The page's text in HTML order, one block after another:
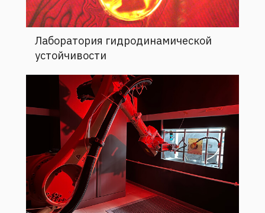
Лаборатория гидродинамической
устойчивости